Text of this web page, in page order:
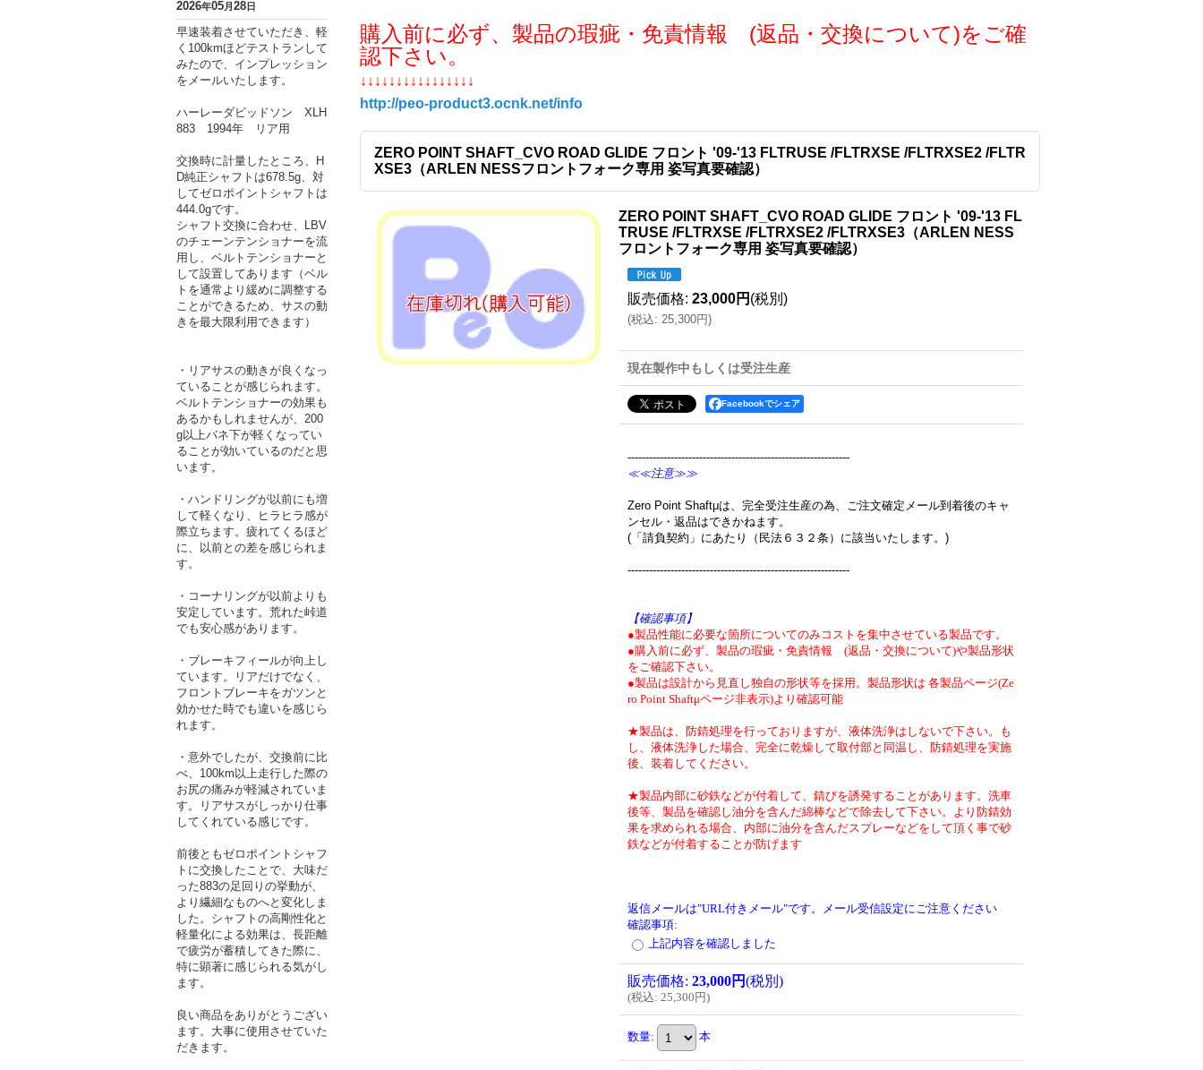
2026年05月28日
早速装着させていただき、軽
く100kmほどテストランして
みたので、インプレッション
をメールいたします。
ハーレーダビッドソン XLH
883 1994年 リア用
交換時に計量したところ、H
D純正シャフトは678.5g、対
してゼロポイントシャフトは
444.0gです。
シャフト交換に合わせ、LBV
のチェーンテンショナーを流
用し、ベルトテンショナーと
して設置してあります（ベル
トを通常より緩めに調整する
ことができるため、サスの動
きを最大限利用できます）
・リアサスの動きが良くなっ
ていることが感じられます。
ベルトテンショナーの効果も
あるかもしれませんが、200
g以上バネ下が軽くなってい
ることが効いているのだと思
います。
・ハンドリングが以前にも増
して軽くなり、ヒラヒラ感が
際立ちます。疲れてくるほど
に、以前との差を感じられま
す。
・コーナリングが以前よりも
安定しています。荒れた峠道
でも安心感があります。
・ブレーキフィールが向上し
ています。リアだけでなく、
フロントブレーキをガツンと
効かせた時でも違いを感じら
れます。
・意外でしたが、交換前に比
べ、100km以上走行した際の
お尻の痛みが軽減されていま
す。リアサスがしっかり仕事
してくれている感じです。
前後ともゼロポイントシャフ
トに交換したことで、大味だ
った883の足回りの挙動が、
より繊細なものへと変化しま
した。シャフトの高剛性化と
軽量化による効果は、長距離
で疲労が蓄積してきた際に、
特に顕著に感じられる気がし
ます。
良い商品をありがとうござい
ます。大事に使用させていた
だきます。
購入前に必ず、製品の瑕疵・免責情報 (返品・交換について)をご確
認下さい。
↓↓↓↓↓↓↓↓↓↓↓↓↓↓↓↓
http://peo-product3.ocnk.net/info
ZERO POINT SHAFT_CVO ROAD GLIDE フロント '09-'13 FLTRUSE /FLTRXSE /FLTRXSE2 /FLTR
XSE3（ARLEN NESSフロントフォーク専用 姿写真要確認）
ZERO POINT SHAFT_CVO ROAD GLIDE フロント '09-'13 FL
TRUSE /FLTRXSE /FLTRXSE2 /FLTRXSE3（ARLEN NESS
フロントフォーク専用 姿写真要確認）
販売価格: 23,000円 (税別)
(税込: 25,300円)
現在製作中もしくは受注生産
Facebookでシェア
--------------------------------------------------------------
≪≪注意≫≫
Zero Point Shaftμは、完全受注生産の為、ご注文確定メール到着後のキャ
ンセル・返品はできかねます。
(「請負契約」にあたり（民法６３２条）に該当いたします。)
--------------------------------------------------------------
【確認事項】
●製品性能に必要な箇所についてのみコストを集中させている製品です。
●購入前に必ず、製品の瑕疵・免責情報 (返品・交換について)や製品形状
をご確認下さい。
●製品は設計から見直し独自の形状等を採用。製品形状は 各製品ページ(Ze
ro Point Shaftμページ非表示)より確認可能
★製品は、防錆処理を行っておりますが、液体洗浄はしないで下さい。も
し、液体洗浄した場合、完全に乾燥して取付部と同温し、防錆処理を実施
後、装着してください。
★製品内部に砂鉄などが付着して、錆びを誘発することがあります。洗車
後等、製品を確認し油分を含んだ綿棒などで除去して下さい。より防錆効
果を求められる場合、内部に油分を含んだスプレーなどをして頂く事で砂
鉄などが付着することが防げます
返信メールは"URL付きメール"です。メール受信設定にご注意ください
確認事項:
上記内容を確認しました
販売価格: 23,000円(税別)
(税込: 25,300円)
数量: 本